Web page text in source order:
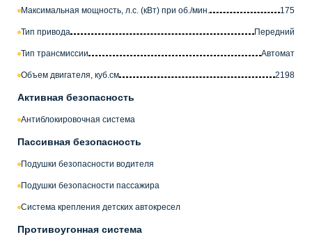
Максимальная мощность, л.с. (кВт) при об./мин. 175
Тип привода Передний
Тип трансмиссии Автомат
Объем двигателя, куб.см 2198
Активная безопасность
Антиблокировочная система
Пассивная безопасность
Подушки безопасности водителя
Подушки безопасности пассажира
Система крепления детских автокресел
Противоугонная система